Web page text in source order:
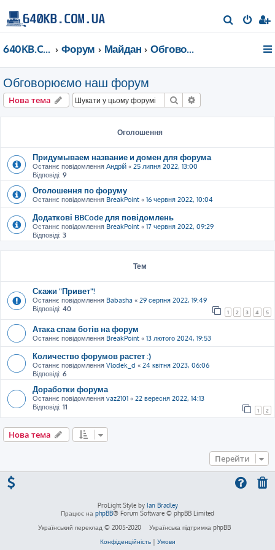
о
640KB.COM.UA Форум Майдан Обговорюємо наш форум
Обговорюємо наш форум
Нова тема Пошук
Оголошення
Придумываем название и домен для форума
Останнє повідомлення Андрій « 25 липня 2022, 13:00
Відповіді: 9
Оголошення по форуму
Останнє повідомлення BreakPoint « 16 червня 2022, 10:04
Додаткові BBCode для повідомлень
Останнє повідомлення BreakPoint « 17 червня 2022, 09:29
Відповіді: 3
Тем
Скажи "Привет"!
Останнє повідомлення Babasha « 29 серпня 2022, 19:49
Відповіді: 40 1 2 3 4 5
Атака спам ботів на форум
Останнє повідомлення BreakPoint « 13 лютого 2024, 19:53
Количество форумов растет :)
Останнє повідомлення Vlodek_d « 24 квітня 2023, 06:06
Відповіді: 6
Доработки форума
Останнє повідомлення vaz2101 « 22 вересня 2022, 14:13
Відповіді: 11 1 2
Нова тема
Перейти
ProLight Style by Ian Bradley
Працює на phpBB® Forum Software © phpBB Limited
Український переклад © 2005-2020
Українська підтримка phpBB
Конфіденційність| Умови